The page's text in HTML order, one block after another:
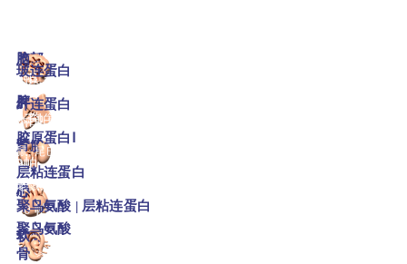
胸部
1千帕
肝
3帕
胰腺
3帕
肺
4 帕
动脉
5 帕
脑
6帕
脾
8千帕
肾
9帕
心
10 帕
软
骨>25
玻连蛋白
人类;
人类;等离子体
纤连蛋白
胶原蛋白Ⅰ
鼠;尾巴
层粘连蛋白
老鼠;
聚鸟氨酸 | 层粘连蛋白
聚鸟氨酸